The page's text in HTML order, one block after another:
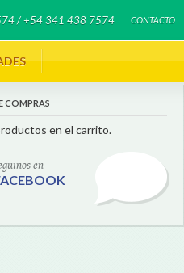
/ +54 341 438 7574 CONTACTO
COMPRAS
en el carrito.
en